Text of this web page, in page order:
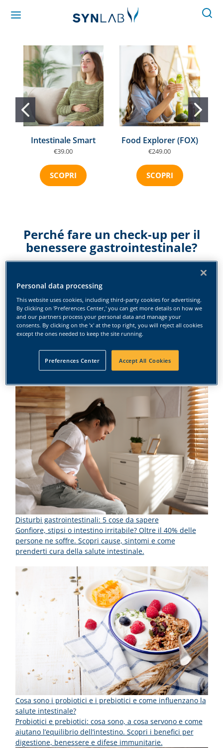
Intestinale Smart
€39.00
SCOPRI
Food Explorer (FOX)
€249.00
SCOPRI
Perché fare un check-up per il
benessere gastrointestinale?
L'intestino è molto più che l'organo deputato alla
, che
influisce sull'umore, sull'energia e sul benessere in
generale.
Ecco perché averne cura può fare davvero la
differenza!
fondamentale dell'intestino e i consigli dei nostri
esperti per mantenerlo in perfetta salute.
Disturbi gastrointestinali: 5 cose da sapere
Gonfiore, stipsi o intestino irritabile? Oltre il 40% delle
persone ne soffre. Scopri cause, sintomi e come
prenderti cura della salute intestinale.
Cosa sono i probiotici e i prebiotici e come influenzano la
salute intestinale?
Probiotici e prebiotici: cosa sono, a cosa servono e come
aiutano l’equilibrio dell’intestino. Scopri i benefici per
digestione, benessere e difese immunitarie.
Personal data processing
This website uses cookies, including third-party cookies for advertising.
By clicking on 'Preferences Center,' you can get more details on how we
and our partners process your personal data and manage your
consents. By clicking on the 'x' at the top right, you will reject all cookies
except the ones needed to keep the site running.
Preferences Center Accept All Cookies